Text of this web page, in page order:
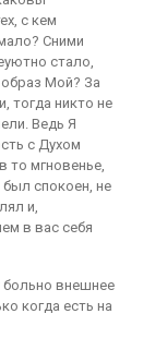
с кем
Сними
стало,
Мой? За
тогда никто не
Ведь Я
с Духом
то мгновенье,
спокоен, не
и,
в вас себя
больно внешнее
когда есть на